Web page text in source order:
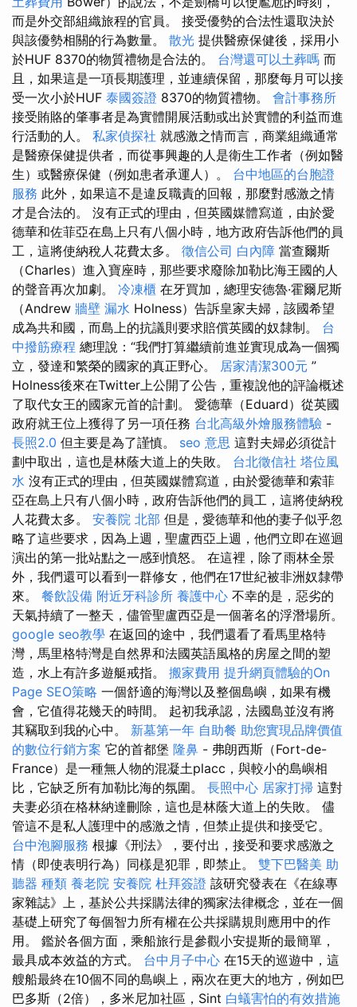
而是外交部組織旅程的官員。 接受優勢的合法性還取決於
與該優勢相關的行為數量。 散光 提供醫療保健後，採用小
於HUF 8370的物質禮物是合法的。 台灣還可以土葬嗎 而
且，如果這是一項長期護理，並連續保留，那麼每月可以接
受一次小於HUF 泰國簽證 8370的物質禮物。 會計事務所
接受賄賂的肇事者是為實體開展活動或出於實體的利益而進
行活動的人。 私家偵探社 就感激之情而言，商業組織通常
是醫療保健提供者，而從事興趣的人是衛生工作者（例如醫
生）或醫療保健（例如患者承運人）。 台中地區的台胞證
服務 此外，如果這不是違反職責的回報，那麼對感激之情
才是合法的。 沒有正式的理由，但英國媒體寫道，由於愛
德華和佐菲亞在島上只有八個小時，地方政府告訴他們的員
工，這將使納稅人花費太多。 徵信公司 白內障 當查爾斯
（Charles）進入寶座時，那些要求廢除加勒比海王國的人
的聲音再次加劇。 冷凍櫃 在牙買加，總理安德魯·霍爾尼斯
（Andrew 牆壁 漏水 Holness）告訴皇家夫婦，該國希望
成為共和國，而島上的抗議則要求賠償英國的奴隸制。 台
中撥筋療程 總理說：“我們打算繼續前進並實現成為一個獨
立，發達和繁榮的國家的真正野心。 居家清潔300元 ”
Holness後來在Twitter上公開了公告，重複說他的評論概述
了取代女王的國家元首的計劃。 愛德華（Eduard）從英國
政府就王位上獲得了另一項任務 台北高級外燴服務體驗 -
長照2.0 但主要是為了謹慎。 seo 意思 這對夫婦必須從計
劃中取出，這也是林蔭大道上的失敗。 台北徵信社 塔位風
水 沒有正式的理由，但英國媒體寫道，由於愛德華和索菲
亞在島上只有八個小時，政府告訴他們的員工，這將使納稅
人花費太多。 安養院 北部 但是，愛德華和他的妻子似乎忽
略了這些要求，因為上週，聖盧西亞上週，他們立即在巡迴
演出的第一批站點之一感到憤怒。 在這裡，除了雨林全景
外，我們還可以看到一群修女，他們在17世紀被非洲奴隸帶
來。 餐飲設備 附近牙科診所 養護中心 不幸的是，惡劣的
天氣持續了一整天，儘管聖盧西亞是一個著名的浮潛場所。
google seo教學 在返回的途中，我們還看了看馬里格特
灣，馬里格特灣是自然界和法國英語風格的房屋之間的塑
造，水上有許多遊艇戒指。 搬家費用 提升網頁體驗的On
Page SEO策略 一個舒適的海灣以及整個島嶼，如果有機
會，它值得花幾天的時間。 起初我承認，法國島並沒有將
其竊取到我的心中。 新墓第一年 自助餐 助您實現品牌價值
的數位行銷方案 它的首都堡 隆鼻 - 弗朗西斯（Fort-de-
France）是一種無人物的混凝土placc，與較小的島嶼相
比，它缺乏所有加勒比海的氛圍。 長照中心 居家打掃 這對
夫妻必須在格林納達刪除，這也是林蔭大道上的失敗。 儘
管這不是私人護理中的感激之情，但禁止提供和接受它。
台中泡腳服務 根據《刑法》，要付出，接受和要求感激之
情（即使表明行為）同樣是犯罪，即禁止。 雙下巴醫美 助
聽器 種類 養老院 安養院 杜拜簽證 該研究發表在《在線專
家雜誌》上，基於公共採購法律的獨家法律概念，並在一個
基礎上研究了每個智力所有權在公共採購規則應用中的作
用。 鑑於各個方面，乘船旅行是參觀小安提斯的最簡單，
最具成本效益的方式。 台中月子中心 在15天的巡遊中，這
艘船最終在10個不同的島嶼上，兩次在更大的地方，例如巴
巴多斯（2倍），多米尼加社區，Sint 白蟻害怕的有效措施